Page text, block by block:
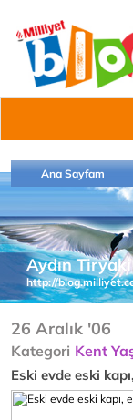
Ana Sayfam
Aydın Tiryaki
http://
26 Aralık '06
Kategori Kent
Eski evde eski